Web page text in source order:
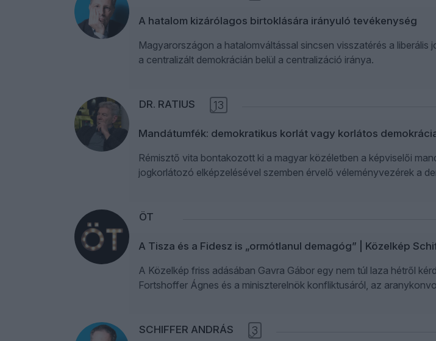
A hatalom kizárólagos birtoklására irányuló tevékenység
Magyarországon a hatalomváltással sincsen visszatérés a
a centralizált demokrácián belül a centralizáció iránya.
DR. RATIUS 13
Mandátumfék: demokratikus korlát vagy korlátos
Rémisztő vita bontakozott ki a magyar közéletben a képviselői
jogkorlátozó elképzelésével szemben érvelő véleményvezérek a
ÖT
A Tisza és a Fidesz is „ormótlanul demagóg” | Közelkép
A Közelkép friss adásában Gavra Gábor egy nem túl laza hétről
Fortshoffer Ágnes és a miniszterelnök konfliktusáról, az
SCHIFFER ANDRÁS 3